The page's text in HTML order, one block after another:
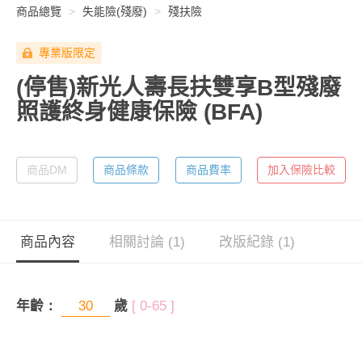
商品總覽 失能險(殘廢) 殘扶險
專業版限定
(停售)新光人壽長扶雙享B型殘廢
照護終身健康保險 (BFA)
商品DM 商品條款 商品費率 加入保險比較
商品內容 相關討論 (1) 改版紀錄 (1)
年齡： 歲 [ 0-65 ]